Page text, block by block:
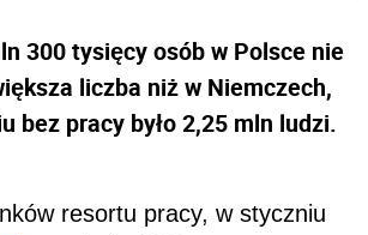
300 tysięcy osób w Polsce nie
liczba niż w Niemczech,
bez pracy było 2,25 mln ludzi.
resortu pracy, w styczniu